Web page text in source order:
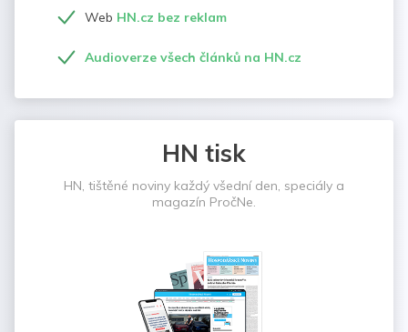
Web HN.cz bez reklam
Audioverze všech článků na HN.cz
HN tisk
HN, tištěné noviny každý všední den, speciály a
magazín PročNe.